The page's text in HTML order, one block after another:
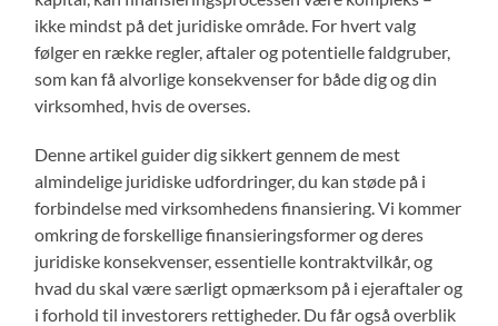
ikke mindst på det juridiske område. For hvert valg
følger en række regler, aftaler og potentielle faldgruber,
som kan få alvorlige konsekvenser for både dig og din
virksomhed, hvis de overses.
Denne artikel guider dig sikkert gennem de mest
almindelige juridiske udfordringer, du kan støde på i
forbindelse med virksomhedens finansiering. Vi kommer
omkring de forskellige finansieringsformer og deres
juridiske konsekvenser, essentielle kontraktvilkår, og
hvad du skal være særligt opmærksom på i ejeraftaler og
i forhold til investorers rettigheder. Du får også overblik